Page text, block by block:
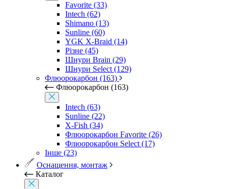
Favorite (33)
Intech (62)
Shimano (13)
Sunline (60)
YGK X-Braid (14)
Різне (45)
Шнури Brain (29)
Шнури Select (129)
Флюорокарбон (163)
Флюорокарбон (163)
Intech (63)
Sunline (22)
X-Fish (34)
Флюорокарбон Favorite (26)
Флюорокарбон Select (17)
Інше (23)
Оснащення, монтаж
Каталог